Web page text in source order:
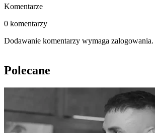
Komentarze
0 komentarzy
Dodawanie komentarzy wymaga zalogowania.
Polecane